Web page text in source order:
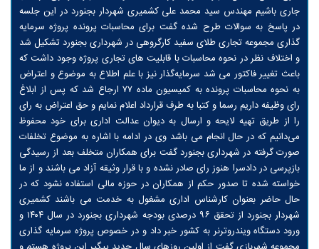
جاری باشیم مهندس سید محمد علی کشمیری شهردار بجنورد در این جلسه
در پاسخ به سوالات طرح شده گفت برای محاسبات پرونده پروژه سرمایه
گذاری مجموعه تجاری طلای سفید کارگروهی در شهرداری بجنورد تشکیل شد
و اختلاف نظر در نحوه محاسبات با قابلیت های تجاری پروژه وجود داشت که
باعث تغییر فاکتور می شد سرمایه‌گذار نیز با علم اطلاع به موضوع و اعتراض
به نحوه محاسبات پرونده به کمیسیون ماده ۷۷ ارجاع شد که پس از ابلاغ
رای وظیفه داریم رسما و کتبا به طرف قرارداد اعلام نمایم و حق اعتراض به رای
را از طریق تهیه لایحه و ارسال به دیوان عدالت اداری برای خود محفوظ
می‌دانیم که در حال انجام می باشد وی در ادامه با اشاره به موضوع تخلفات
صورت گرفته در شهرداری بجنورد گفت برای همکاران متخلف بعد از رسیدگی
بازپرسی در دادسرا هنوز رای صادر نشده و با قرار وثیقه آزاد می باشند و از ما
خواسته شده تا صدور حکم از همکاران در حوزه مالی استفاده نشود که در
حال حاضر بعنوان کارشناس اداری مشغول به خدمت می باشند کشمیری
شهردار بجنورد از تحقق ۹۶ درصدی بودجه شهرداری بجنورد در سال ۱۴۰۴ و
ورود دستگاه ویندروترنر به کشور خبر داد و در خصوص پروژه سرمایه گذاری